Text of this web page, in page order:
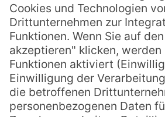
ganz Fiji – und wenn man
Surferinnen glauben darf,
zu den besten
spektakulärsten Wellen
der Inselgruppe der
gesagt rund um die Inseln
Namotu im Süden der Fijis